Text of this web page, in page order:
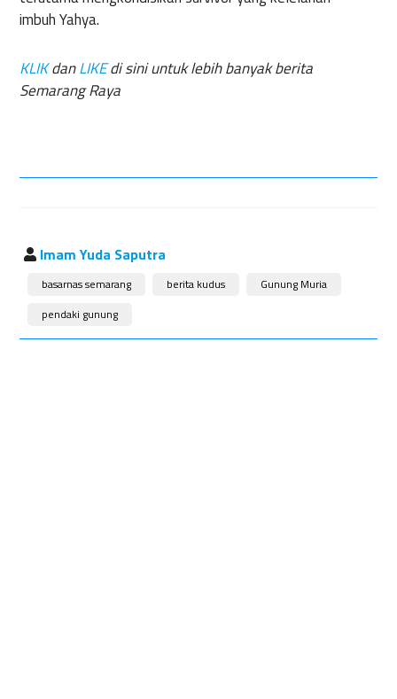
imbuh Yahya.
KLIKdanLIKEdi sini untuk lebih banyak berita
Semarang Raya
Imam Yuda Saputra
basarnas semarang berita kudus
Gunung Muria
pendaki gunung